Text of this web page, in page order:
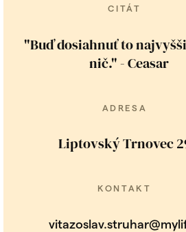
CITÁT
"Buď dosiahnuť to
nič." - Ceasar
ADRESA
Liptovský Trnovec
KONTAKT